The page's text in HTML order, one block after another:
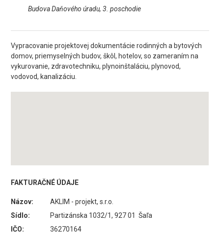
Budova Daňového úradu, 3. poschodie
Vypracovanie projektovej dokumentácie rodinných a bytových
domov, priemyselných budov, škôl, hotelov, so zameraním na
vykurovanie, zdravotechniku, plynoinštaláciu, plynovod,
vodovod, kanalizáciu.
FAKTURAČNÉ ÚDAJE
Názov:
AKLIM - projekt, s.r.o.
Sídlo:
Partizánska 1032/1, 927 01 Šaľa
IČO:
36270164